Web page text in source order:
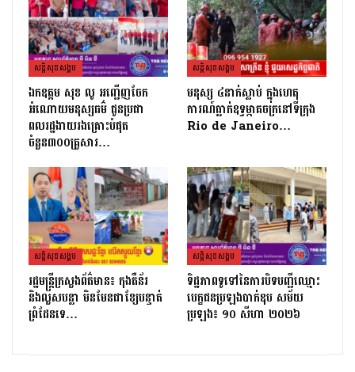
សន្តិសុខសង្គម
ឯកឧត្តម សុខ លូ អញ្ជើញចែក
អំណោយមនុស្សធម៌ ជូនប្រជា
ពលរដ្ឋងាយរងគ្រោះបំផុត
ចំនួន៣០០គ្រួសារ…
សន្តិសុខសង្គម
មនុស្ស ៤នាក់ស្លាប់ ក្នុងហេតុ
ការណ៍ធ្លាក់ឧទ្ធម្ភាគចក្រនៅទីក្រុង
Rio de Janeiro…
សន្តិសុខសង្គម
រដ្ឋមន្ត្រីក្រសួងព័ត៌មាន៖ កុងតឺន័រ
និងលួសបន្លា មិនមែនជាខ្សែបន្ទាត់
ព្រំដែនទេ…
សន្តិសុខសង្គម
ទិដ្ឋភាព​ទូទៅ​នៃ​ការ​បិទ​បញ្ជី​ឈ្មោះ​
បេក្ខជន​ប្រឡងបាក់ឌុប សម័យ​
ប្រឡង៖ ១០ សីហា ២០២៦